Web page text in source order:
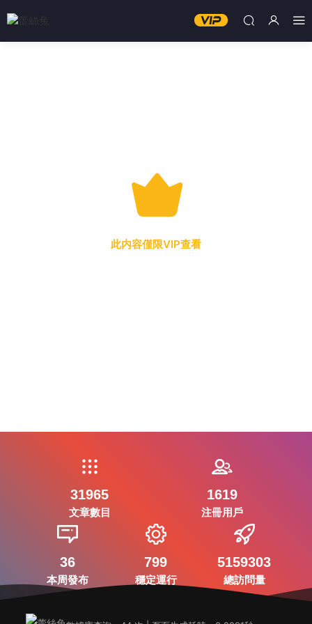
此内容僅限VIP查看
31965
文章數目
1619
注冊用戶
36
本周發布
799
穩定運行
5159303
總訪問量